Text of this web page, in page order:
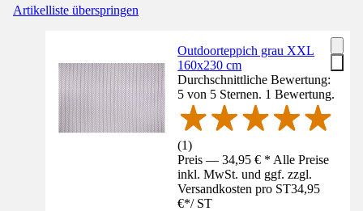
Artikelliste überspringen
Outdoorteppich grau XXL
160x230 cm
Durchschnittliche Bewertung:
5 von 5 Sternen. 1 Bewertung.
(1)
Preis — 34,95 € * Alle Preise
inkl. MwSt. und ggf. zzgl.
Versandkosten pro ST34,95
€*/ ST